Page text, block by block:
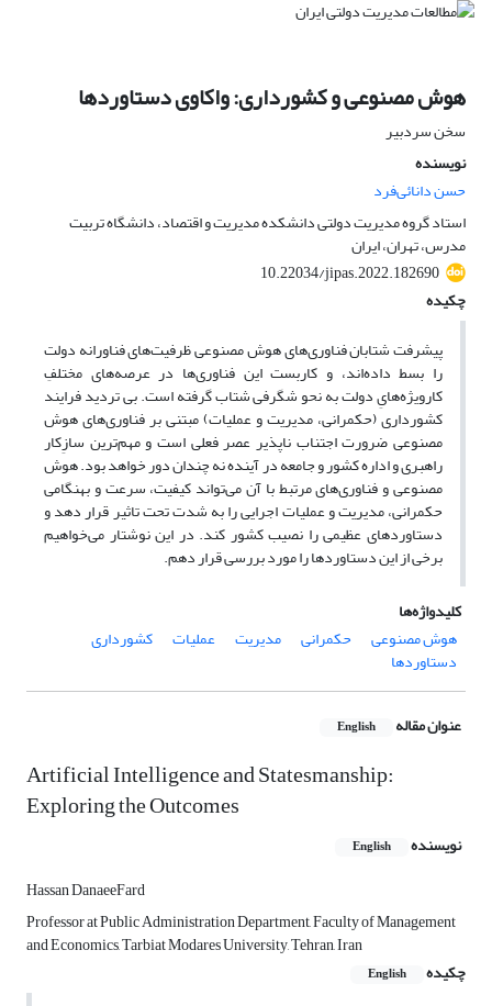
هوش مصنوعی و کشورداری: واکاوی دستاوردها
سخن سردبیر
نویسنده
حسن دانائی‌فرد
استاد گروه مدیریت دولتی دانشکده مدیریت و اقتصاد، دانشگاه تربیت
مدرس، تهران، ایران
10.22034/jipas.2022.182690
چکیده
پیشرفت شتابان فناوری‌های هوش مصنوعی ظرفیت‌های فناورانه دولت
را بسط داده‌اند، و کاربست این فناوری‌ها در عرصه‌های مختلفِ
کارویژه‌هایِ دولت به نحو شگرفی شتاب گرفته است. بی تردید فرایند
کشورداری (حکمرانی، مدیریت و عملیات) مبتنی بر فناوری‌های هوش
مصنوعی ضرورت اجتناب ناپذیر عصر فعلی است و مهم‌ترین سازِکار
راهبری و اداره کشور و جامعه در آینده نه چندان دور خواهد بود. هوش
مصنوعی و فناوری‌های مرتبط با آن می‌تواند کیفیت، سرعت و بهنگامی
حکمرانی، مدیریت و عملیات اجرایی را به شدت تحت تاثیر قرار دهد و
دستاوردهای عظیمی را نصیب کشور کند. در این نوشتار می‌خواهیم
برخی از این دستاوردها را مورد بررسی قرار دهم.
کلیدواژه‌ها
هوش مصنوعی
حکمرانی مدیریت عملیات کشورداری
دستاوردها
عنوان مقاله English
Artificial Intelligence and Statesmanship:
Exploring the Outcomes
نویسنده English
Hassan DanaeeFard
Professor at Public Administration Department, Faculty of Management
and Economics, Tarbiat Modares University, Tehran, Iran
چکیده
English